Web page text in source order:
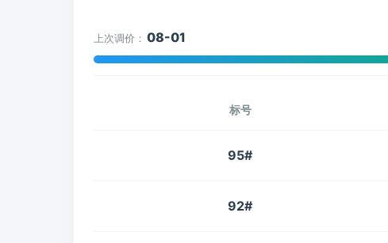
上次调价： 08-01
标号
95#
92#